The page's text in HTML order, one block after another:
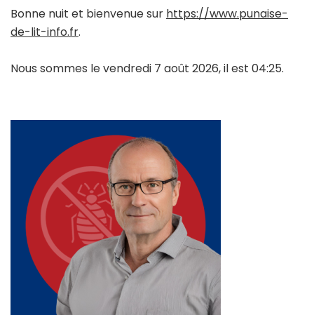
Bonne nuit et bienvenue sur https://www.punaise-
de-lit-info.fr.
Nous sommes le vendredi 7 août 2026, il est 04:25.